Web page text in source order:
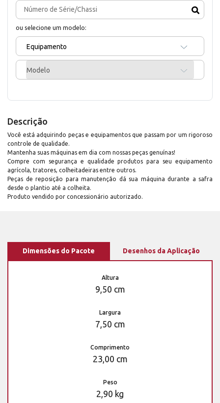
ou selecione um modelo:
Equipamento
Modelo
Descrição
Você está adquirindo peças e equipamentos que passam por um rigoroso
controle de qualidade.
Mantenha suas máquinas em dia com nossas peças genuínas!
Compre com segurança e qualidade produtos para seu equipamento
agrícola, tratores, colheitadeiras entre outros.
Peças de reposição para manutenção dá sua máquina durante a safra
desde o plantio até a colheita.
Produto vendido por concessionário autorizado.
Dimensões do Pacote Desenhos da Aplicação
Altura
9,50 cm
Largura
7,50 cm
Comprimento
23,00 cm
Peso
2,90 kg